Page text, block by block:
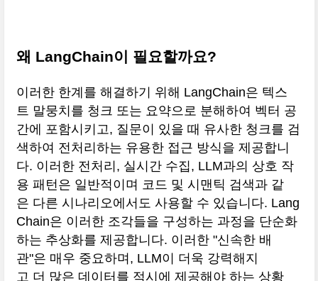
왜 LangChain이 필요할까요?
이러한 한계를 해결하기 위해 LangChain은 텍스
트 말뭉치를 청크 또는 요약으로 분해하여 벡터 공
간에 포함시키고, 질문이 있을 때 유사한 청크를 검
색하여 전처리하는 유용한 접근 방식을 제공합니
다. 이러한 전처리, 실시간 수집, LLM과의 상호 작
용 패턴은 일반적이며 코드 및 시맨틱 검색과 같
은 다른 시나리오에서도 사용할 수 있습니다. Lang
Chain은 이러한 조각들을 구성하는 과정을 단순화
하는 추상화를 제공합니다. 이러한 "신속한 배
관"은 매우 중요하며, LLM이 더욱 강력해지
고 더 많은 데이터를 적시에 제공해야 하는 상황